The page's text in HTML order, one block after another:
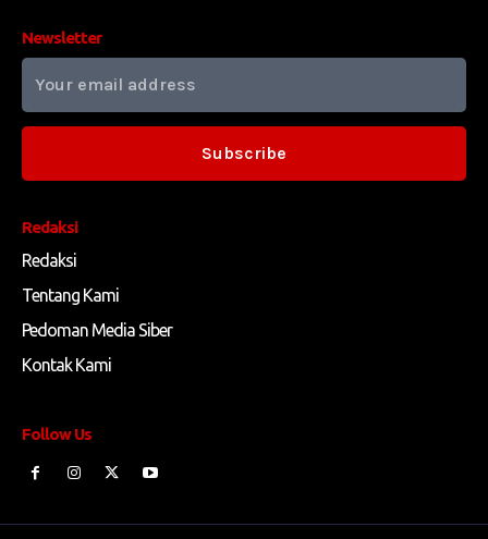
Redaksi
Redaksi
Tentang Kami
Pedoman Media Siber
Kontak Kami
Follow Us
Newsletter
Subscribe